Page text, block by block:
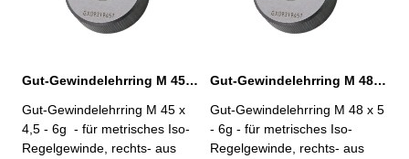
Gut-Gewindelehrring M 45 x 4,5 - 6g DIN 13
Gut-Gewindelehrring M 45 x
4,5 - 6g - für metrisches Iso-
Regelgewinde, rechts- aus
Gut-Gewindelehrring M 48 x 5 - 6g DIN 13
Gut-Gewindelehrring M 48 x 5
- 6g - für metrisches Iso-
Regelgewinde, rechts- aus